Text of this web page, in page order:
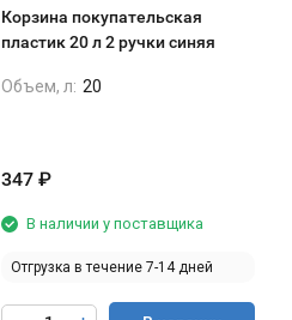
Корзина покупательская
пластик 20 л 2 ручки синяя
Объем, л: 20
347 ₽
В наличии у поставщика
Отгрузка в течение 7-14 дней